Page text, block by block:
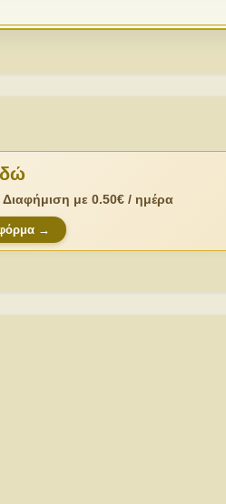
με 0.50€ / ημέρα
φόρμα →